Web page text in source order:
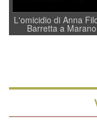
L'omicidio di Anna
Barretta a
indagini dei
quelle di... Barbara